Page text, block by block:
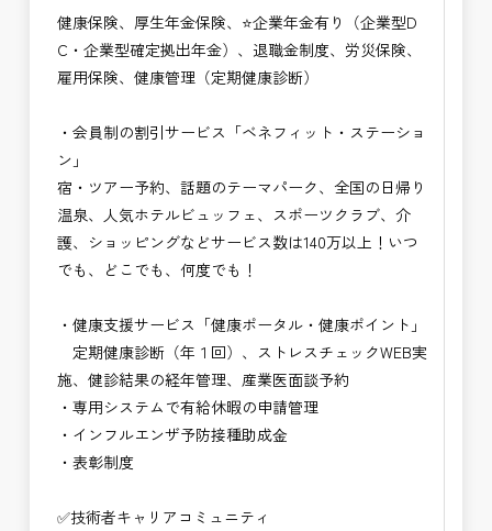
健康保険、厚生年金保険、⭐企業年金有り（企業型D
C・企業型確定拠出年金）、退職金制度、労災保険、
雇用保険、健康管理（定期健康診断）
・会員制の割引サービス「ベネフィット・ステーショ
ン」
宿・ツアー予約、話題のテーマパーク、全国の日帰り
温泉、人気ホテルビュッフェ、スポーツクラブ、介
護、ショッピングなどサービス数は140万以上！いつ
でも、どこでも、何度でも！
・健康支援サービス「健康ポータル・健康ポイント」
定期健康診断（年１回）、ストレスチェックWEB実
施、健診結果の経年管理、産業医面談予約
・専用システムで有給休暇の申請管理
・インフルエンザ予防接種助成⾦
・表彰制度
✅技術者キャリアコミュニティ